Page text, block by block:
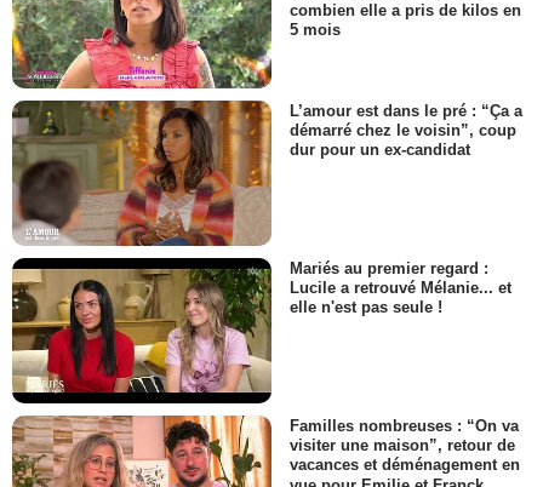
combien elle a pris de kilos en
5 mois
L’amour est dans le pré : “Ça a
démarré chez le voisin”, coup
dur pour un ex-candidat
Mariés au premier regard :
Lucile a retrouvé Mélanie... et
elle n'est pas seule !
Familles nombreuses : “On va
visiter une maison”, retour de
vacances et déménagement en